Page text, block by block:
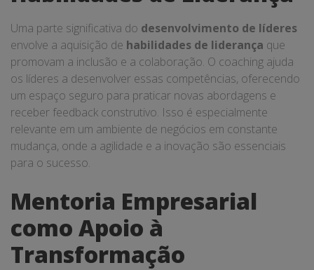
Uma parte significativa do desenvolvimento de líderes
envolve a aquisição de habilidades de liderança que
promovam a inclusão e a colaboração. O coaching ajuda
os líderes a desenvolver essas competências, oferecendo
um espaço seguro para praticar novas abordagens e
receber feedback construtivo. Isso é especialmente
relevante em um ambiente de negócios em constante
mudança, onde a agilidade e a inovação são essenciais
para o sucesso.
Mentoria Empresarial
como Apoio à
Transformação